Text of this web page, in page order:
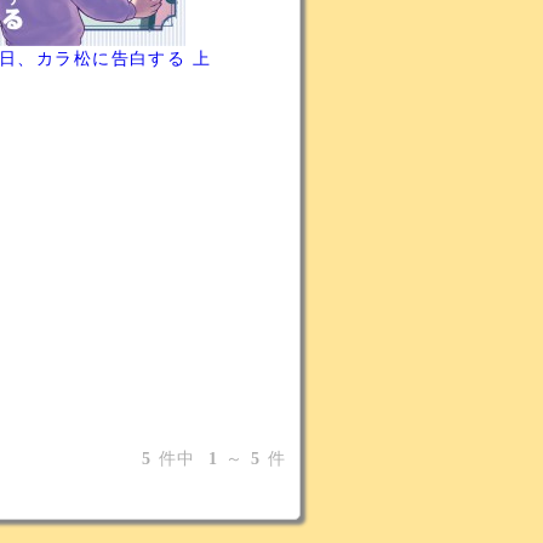
、カラ松に告白する 上
5 件中 1 ～5 件